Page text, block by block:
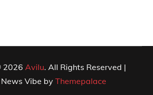
2026 Avilu. All Rights Reserved |
Vibe by Themepalace